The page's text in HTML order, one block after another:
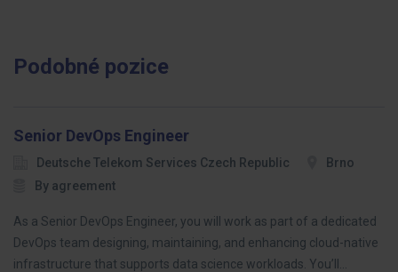
Podobné pozice
Senior DevOps Engineer
Deutsche Telekom Services Czech Republic
Brno
By agreement
As a Senior DevOps Engineer, you will work as part of a dedicated
DevOps team designing, maintaining, and enhancing cloud-native
infrastructure that supports data science workloads. You’ll…